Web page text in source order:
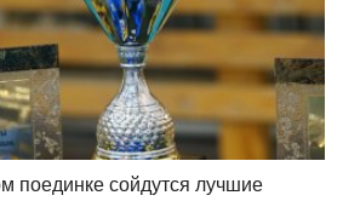
поединке сойдутся лучшие